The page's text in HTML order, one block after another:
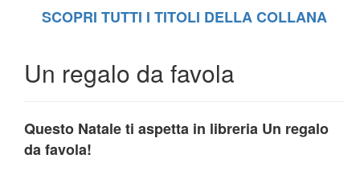
SCOPRI TUTTI I TITOLI DELLA COLLANA
Un regalo da favola
Questo Natale ti aspetta in libreria Un regalo
da favola!